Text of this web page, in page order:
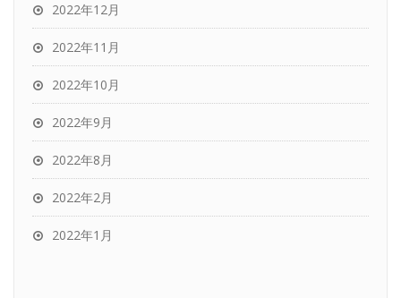
2022年12月
2022年11月
2022年10月
2022年9月
2022年8月
2022年2月
2022年1月